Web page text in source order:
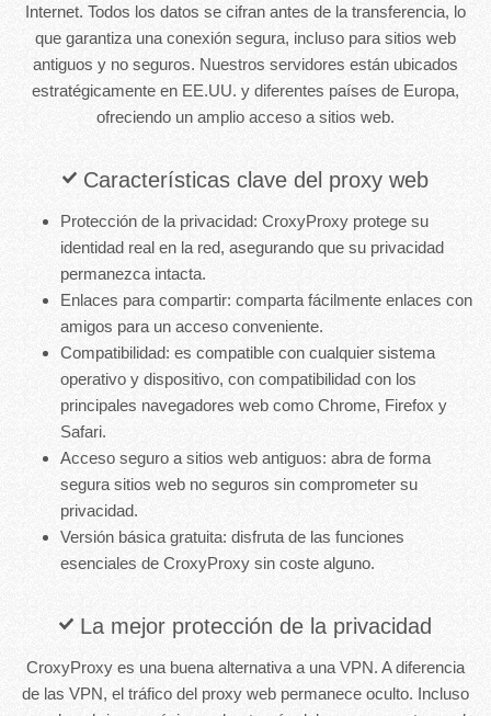
Internet. Todos los datos se cifran antes de la transferencia, lo
que garantiza una conexión segura, incluso para sitios web
antiguos y no seguros. Nuestros servidores están ubicados
estratégicamente en EE.UU. y diferentes países de Europa,
ofreciendo un amplio acceso a sitios web.
Características clave del proxy web
Protección de la privacidad: CroxyProxy protege su
identidad real en la red, asegurando que su privacidad
permanezca intacta.
Enlaces para compartir: comparta fácilmente enlaces con
amigos para un acceso conveniente.
Compatibilidad: es compatible con cualquier sistema
operativo y dispositivo, con compatibilidad con los
principales navegadores web como Chrome, Firefox y
Safari.
Acceso seguro a sitios web antiguos: abra de forma
segura sitios web no seguros sin comprometer su
privacidad.
Versión básica gratuita: disfruta de las funciones
esenciales de CroxyProxy sin coste alguno.
La mejor protección de la privacidad
CroxyProxy es una buena alternativa a una VPN. A diferencia
de las VPN, el tráfico del proxy web permanece oculto. Incluso